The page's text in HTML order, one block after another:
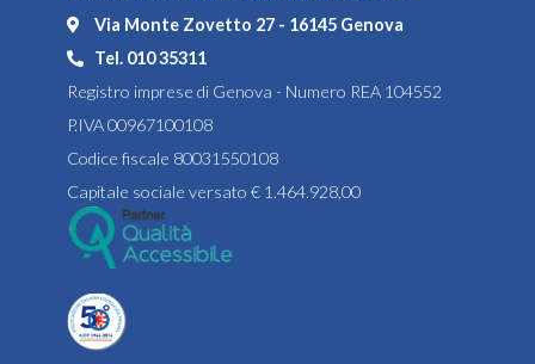
Via Monte Zovetto 27 - 16145 Genova
Tel. 010 35311
Registro imprese di Genova - Numero REA 104552
P.IVA 00967100108
Codice fiscale 80031550108
Capitale sociale versato € 1.464.928,00